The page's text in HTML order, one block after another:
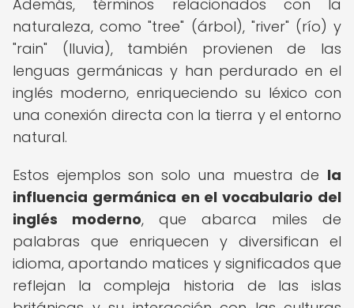
Además, términos relacionados con la
naturaleza, como "tree" (árbol), "river" (río) y
"rain" (lluvia), también provienen de las
lenguas germánicas y han perdurado en el
inglés moderno, enriqueciendo su léxico con
una conexión directa con la tierra y el entorno
natural.
Estos ejemplos son solo una muestra de la
influencia germánica en el vocabulario del
inglés moderno, que abarca miles de
palabras que enriquecen y diversifican el
idioma, aportando matices y significados que
reflejan la compleja historia de las islas